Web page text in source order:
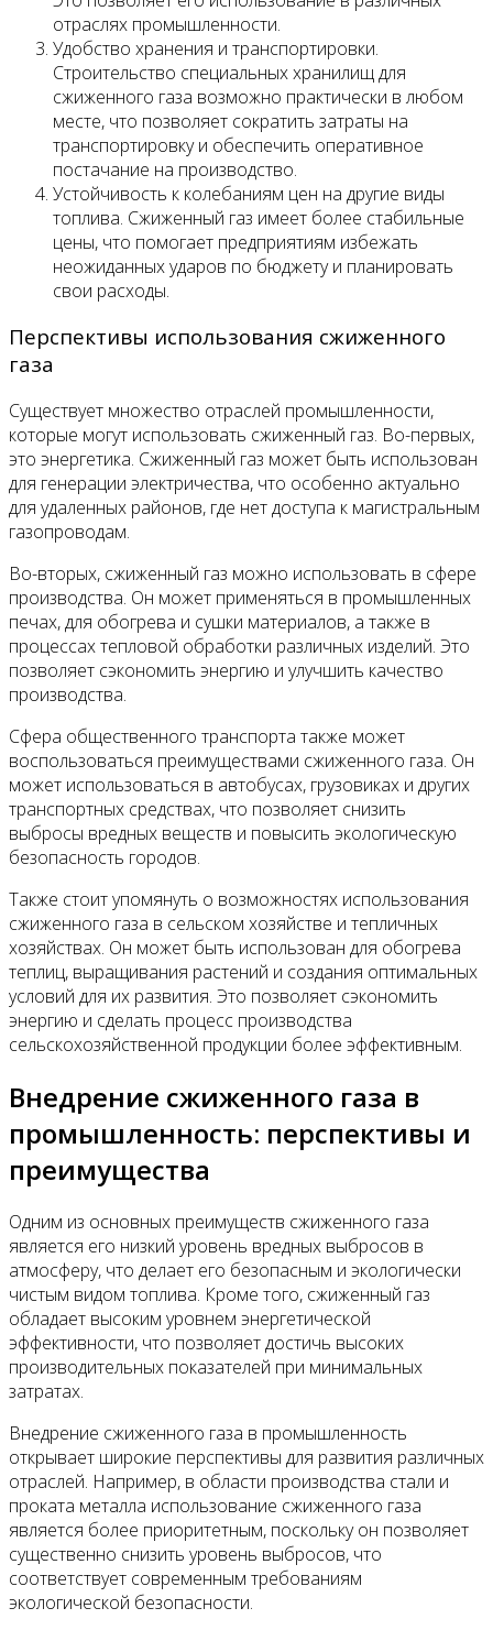
отраслях промышленности.
Удобство хранения и транспортировки.
Строительство специальных хранилищ для
сжиженного газа возможно практически в любом
месте, что позволяет сократить затраты на
транспортировку и обеспечить оперативное
постачание на производство.
Устойчивость к колебаниям цен на другие виды
топлива. Сжиженный газ имеет более стабильные
цены, что помогает предприятиям избежать
неожиданных ударов по бюджету и планировать
свои расходы.
Перспективы использования сжиженного
газа
Существует множество отраслей промышленности,
которые могут использовать сжиженный газ. Во-первых,
это энергетика. Сжиженный газ может быть использован
для генерации электричества, что особенно актуально
для удаленных районов, где нет доступа к магистральным
газопроводам.
Во-вторых, сжиженный газ можно использовать в сфере
производства. Он может применяться в промышленных
печах, для обогрева и сушки материалов, а также в
процессах тепловой обработки различных изделий. Это
позволяет сэкономить энергию и улучшить качество
производства.
Сфера общественного транспорта также может
воспользоваться преимуществами сжиженного газа. Он
может использоваться в автобусах, грузовиках и других
транспортных средствах, что позволяет снизить
выбросы вредных веществ и повысить экологическую
безопасность городов.
Также стоит упомянуть о возможностях использования
сжиженного газа в сельском хозяйстве и тепличных
хозяйствах. Он может быть использован для обогрева
теплиц, выращивания растений и создания оптимальных
условий для их развития. Это позволяет сэкономить
энергию и сделать процесс производства
сельскохозяйственной продукции более эффективным.
Внедрение сжиженного газа в
промышленность: перспективы и
преимущества
Одним из основных преимуществ сжиженного газа
является его низкий уровень вредных выбросов в
атмосферу, что делает его безопасным и экологически
чистым видом топлива. Кроме того, сжиженный газ
обладает высоким уровнем энергетической
эффективности, что позволяет достичь высоких
производительных показателей при минимальных
затратах.
Внедрение сжиженного газа в промышленность
открывает широкие перспективы для развития различных
отраслей. Например, в области производства стали и
проката металла использование сжиженного газа
является более приоритетным, поскольку он позволяет
существенно снизить уровень выбросов, что
соответствует современным требованиям
экологической безопасности.